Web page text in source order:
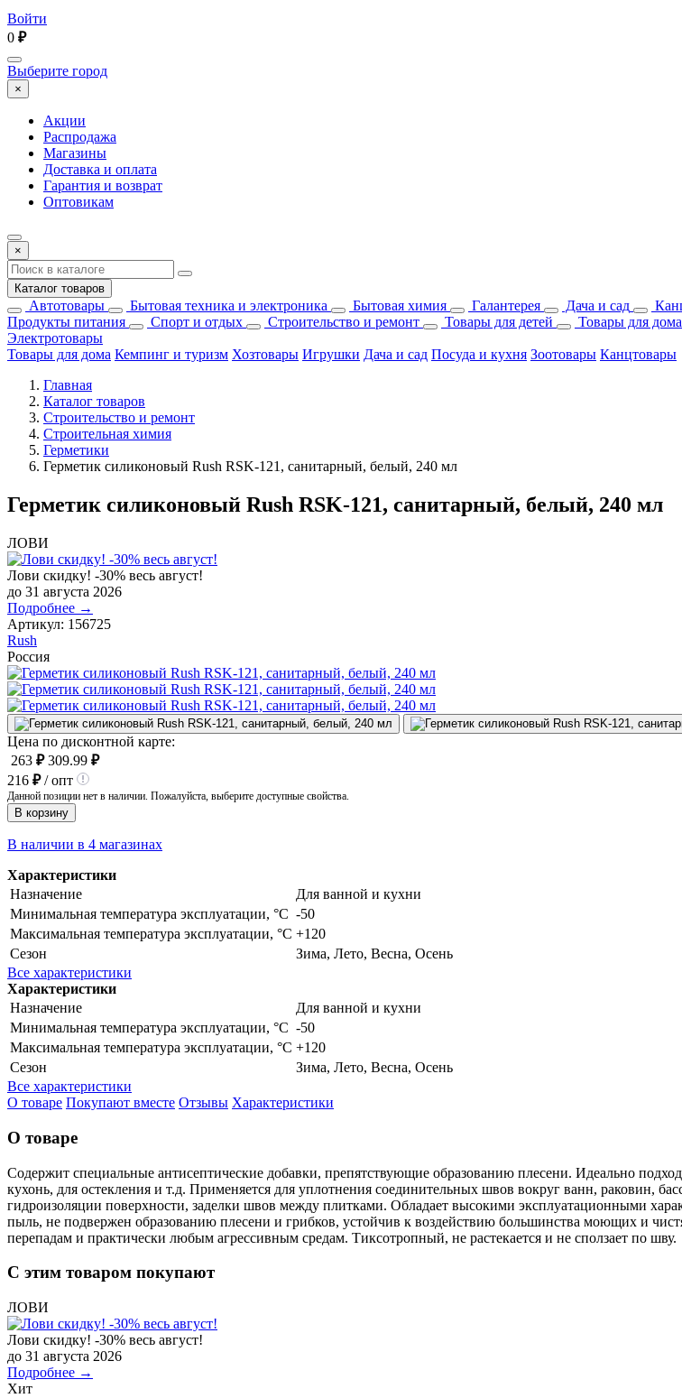
Войти
0 ₽
Выберите город
×
Акции
Распродажа
Магазины
Доставка и оплата
Гарантия и возврат
Оптовикам
×
Каталог товаров
Автотовары Бытовая техника и электроника Бытовая химия Галантерея Дача и сад
Продукты питания
Спорт и отдых Строительство и ремонт Товары для детей Товары для дома
Электротовары
Товары для дома Кемпинг и туризм Хозтовары Игрушки Дача и сад Посуда и кухня Зоотовары Канцтовары
Главная
Каталог товаров
Строительство и ремонт
Строительная химия
Герметики
Герметик силиконовый Rush RSK-121, санитарный, белый, 240 мл
Герметик силиконовый Rush RSK-121, санитарный, белый, 240 мл
ЛОВИ
Лови скидку! -30% весь август!
до 31 августа 2026
Подробнее →
Артикул: 156725
Rush
Россия
Цена по дисконтной карте:
263 ₽ 309.99 ₽
216 ₽/ опт
Данной позиции нет в наличии. Пожалуйста, выберите доступные свойства.
В корзину
В наличии в 4 магазинах
Характеристики
Назначение
Для ванной и кухни
Минимальная температура эксплуатации, °C -50
Максимальная температура эксплуатации, °C +120
Сезон
Зима, Лето, Весна, Осень
Все характеристики
Характеристики
Назначение
Для ванной и кухни
Минимальная температура эксплуатации, °C -50
Максимальная температура эксплуатации, °C +120
Сезон
Зима, Лето, Весна, Осень
Все характеристики
О товаре Покупают вместе Отзывы Характеристики
О товаре
Cодержит специальные антисептические добавки, препятствующие образованию плесени. Идеально
кухонь, для остекления и т.д. Применяется для уплотнения соединительных швов вокруг ванн, раковин,
гидроизоляции поверхности, заделки швов между плитками. Обладает высокими эксплуатационными
пыль, не подвержен образованию плесени и грибков, устойчив к воздействию большинства моющих и
перепадам и практически любым агрессивным средам. Тиксотропный, не растекается и не сползает по шву.
С этим товаром покупают
ЛОВИ
Лови скидку! -30% весь август!
до 31 августа 2026
Подробнее →
Хит